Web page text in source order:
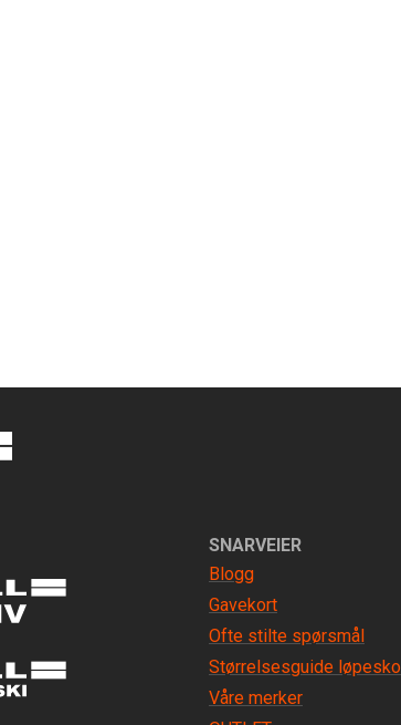
SNARVEIER
Blogg
Gavekort
Ofte stilte spørsmål
Størrelsesguide løpesko
Våre merker